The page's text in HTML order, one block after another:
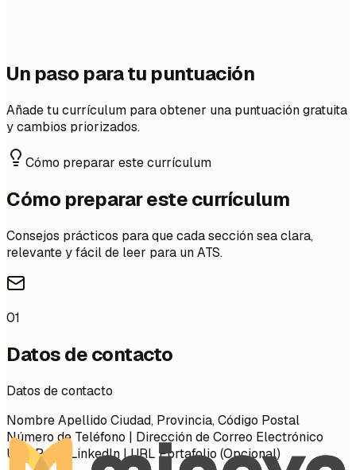
Un paso para tu puntuación
Añade tu currículum para obtener una puntuación gratuita
y cambios priorizados.
Cómo preparar este currículum
Cómo preparar este currículum
Consejos prácticos para que cada sección sea clara,
relevante y fácil de leer para un ATS.
01
Datos de contacto
Datos de contacto
Nombre Apellido Ciudad, Provincia, Código Postal
Número de Teléfono | Dirección de Correo Electrónico
URL Perfil LinkedIn | URL Portafolio (Opcional)